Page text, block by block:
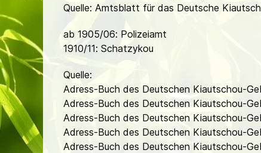
Quelle: Amtsblatt für das Deutsche
ab 1905/06: Polizeiamt
1910/11: Schatzykou
Quelle:
Adress-Buch des Deutschen Kiautschou-
Adress-Buch des Deutschen Kiautschou-
Adress-Buch des Deutschen Kiautschou-
Adress-Buch des Deutschen Kiautschou-
Adress-Buch des Deutschen Kiautschou-